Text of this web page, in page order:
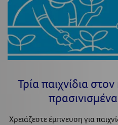
Τρία παιχνίδια
Χρειάζεστε έμπνευση για